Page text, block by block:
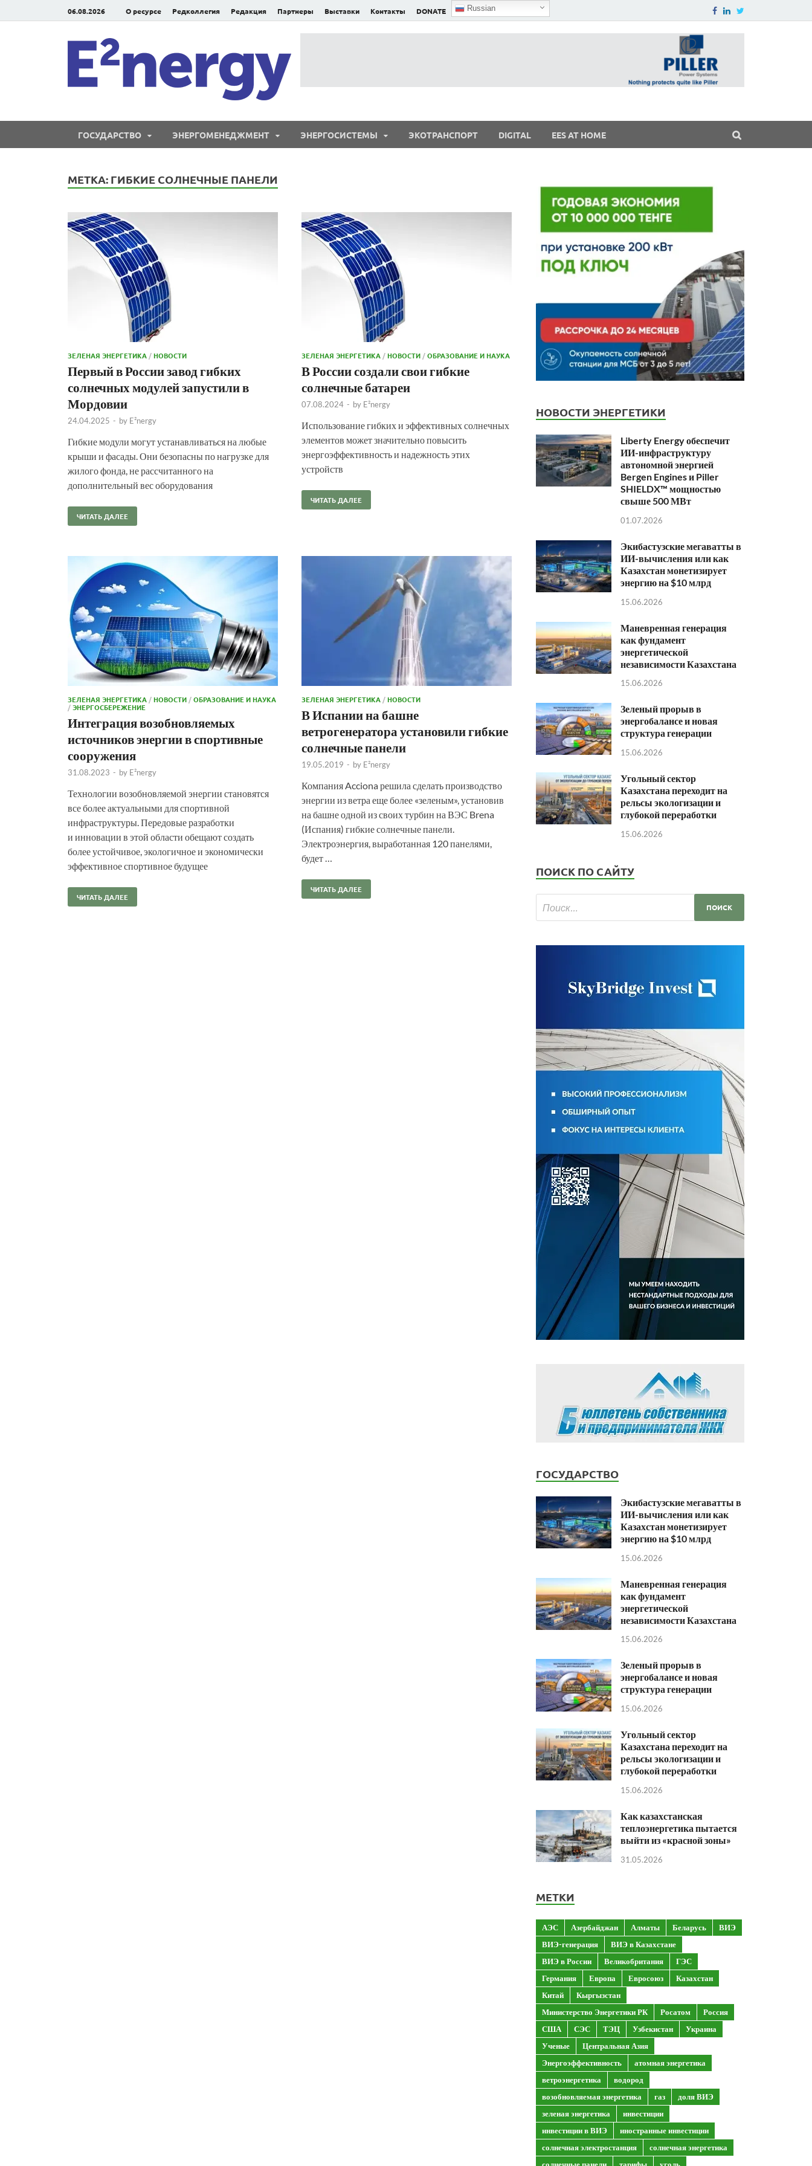
06.08.2026 О ресурсе Редколлегия Редакция Партнеры Выставки Контакты DONATE Russian
ГОСУДАРСТВО ЭНЕРГОМЕНЕДЖМЕНТ ЭНЕРГОСИСТЕМЫ ЭКОТРАНСПОРТ DIGITAL EES AT HOME
МЕТКА: ГИБКИЕ СОЛНЕЧНЫЕ ПАНЕЛИ
ЗЕЛЕНАЯ ЭНЕРГЕТИКА /НОВОСТИ
Первый в России завод гибких
солнечных модулей запустили в
Мордовии
24.04.2025 - by E²nergy
Гибкие модули могут устанавливаться на любые
крыши и фасады. Они безопасны по нагрузке для
жилого фонда, не рассчитанного на
дополнительный вес оборудования
ЧИТАТЬ ДАЛЕЕ
ЗЕЛЕНАЯ ЭНЕРГЕТИКА /НОВОСТИ /ОБРАЗОВАНИЕ И НАУКА
В России создали свои гибкие
солнечные батареи
07.08.2024 - by E²nergy
Использование гибких и эффективных солнечных
элементов может значительно повысить
энергоэффективность и надежность этих
устройств
ЧИТАТЬ ДАЛЕЕ
ЗЕЛЕНАЯ ЭНЕРГЕТИКА /НОВОСТИ /ОБРАЗОВАНИЕ И НАУКА
/ЭНЕРГОСБЕРЕЖЕНИЕ
Интеграция возобновляемых
источников энергии в спортивные
сооружения
31.08.2023 - by E²nergy
Технологии возобновляемой энергии становятся
все более актуальными для спортивной
инфраструктуры. Передовые разработки
и инновации в этой области обещают создать
более устойчивое, экологичное и экономически
эффективное спортивное будущее
ЧИТАТЬ ДАЛЕЕ
ЗЕЛЕНАЯ ЭНЕРГЕТИКА /НОВОСТИ
В Испании на башне
ветрогенератора установили гибкие
солнечные панели
19.05.2019 - by E²nergy
Компания Acciona решила сделать производство
энергии из ветра еще более «зеленым», установив
на башне одной из своих турбин на ВЭС Brena
(Испания) гибкие солнечные панели.
Электроэнергия, выработанная 120 панелями,
будет …
ЧИТАТЬ ДАЛЕЕ
НОВОСТИ ЭНЕРГЕТИКИ
Liberty Energy обеспечит
ИИ-инфраструктуру
автономной энергией
Bergen Engines и Piller
SHIELDX™ мощностью
свыше 500 МВт
01.07.2026
Экибастузские мегаватты в
ИИ-вычисления или как
Казахстан монетизирует
энергию на $10 млрд
15.06.2026
Маневренная генерация
как фундамент
энергетической
независимости Казахстана
15.06.2026
Зеленый прорыв в
энергобалансе и новая
структура генерации
15.06.2026
Угольный сектор
Казахстана переходит на
рельсы экологизации и
глубокой переработки
15.06.2026
ПОИСК ПО САЙТУ
ГОСУДАРСТВО
Экибастузские мегаватты в
ИИ-вычисления или как
Казахстан монетизирует
энергию на $10 млрд
15.06.2026
Маневренная генерация
как фундамент
энергетической
независимости Казахстана
15.06.2026
Зеленый прорыв в
энергобалансе и новая
структура генерации
15.06.2026
Угольный сектор
Казахстана переходит на
рельсы экологизации и
глубокой переработки
15.06.2026
Как казахстанская
теплоэнергетика пытается
выйти из «красной зоны»
31.05.2026
МЕТКИ
АЭС Азербайджан Алматы Беларусь
ВИЭ
ВИЭ-генерация
ВИЭ в Казахстане
ВИЭ в России
Великобритания
ГЭС
Германия
Европа Евросоюз
Казахстан
Китай
Кыргызстан
Министерство Энергетики РК
Росатом
Россия
США
СЭС ТЭЦ Узбекистан
Украина
Ученые
Центральная Азия
Энергоэффективность
атомная энергетика
ветроэнергетика
водород
возобновляемая энергетика
газ
доля ВИЭ
зеленая энергетика
инвестиции
инвестиции в ВИЭ
иностранные инвестиции
солнечная электростанция
солнечная энергетика
солнечные панели
тарифы уголь